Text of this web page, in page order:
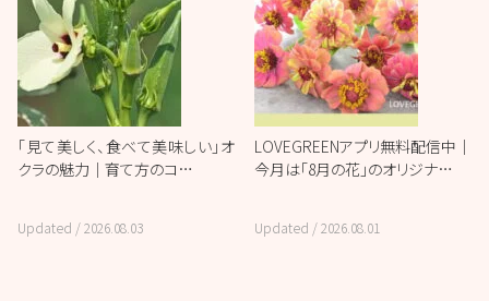
「見て美しく、食べて美味しい」オ
クラの魅力｜育て方のコ…
Updated /2026.08.03
LOVEGREENアプリ無料配信中｜
今月は「8月の花」のオリジナ…
Updated /2026.08.01